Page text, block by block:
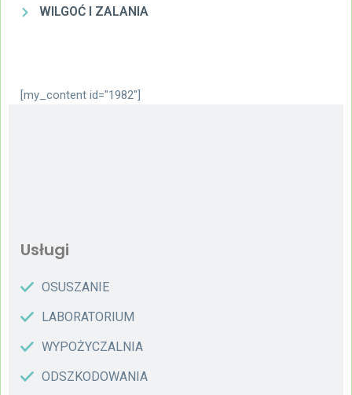
WILGOĆ I ZALANIA
[my_content id="1982"]
Usługi
OSUSZANIE
LABORATORIUM
WYPOŻYCZALNIA
ODSZKODOWANIA